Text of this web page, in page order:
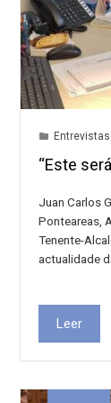
Entrevistas
“Este
Juan Carlos
Ponteareas,
Tenente-
actualidade
Leer